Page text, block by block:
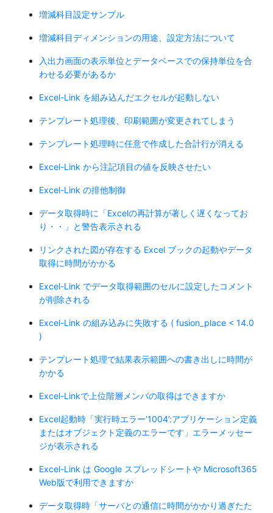
増減科目設定サンプル
増減科目ディメンションの用途、設定方法について
入出力画面の表示単位とデータベースでの保持単位を合
わせる必要があるか
Excel-Link を組み込んだエクセルが起動しない
テンプレート処理後、印刷範囲が変更されてしまう
テンプレート処理時に任意で作成した合計行が消える
Excel-Link から注記項目の値を反映させたい
Excel-Link の排他制御
データ取得時に「Excelの再計算が著しく遅くなってお
り・・」と警告表示される
リンクされた図が存在する Excel ブックの起動やデータ
取得に時間がかかる
Excel-Link でデータ取得範囲のセルに設定したコメント
が削除される
Excel-Link の組み込みに失敗する ( fusion_place < 14.0
)
テンプレート処理で結果表示範囲への書き出しに時間が
かかる
Excel-Linkで上位階層メンバの取得はできますか
Excel起動時「実行時エラー’1004’:アプリケーション定義
またはオブジェクト定義のエラーです」エラーメッセー
ジが表示される
Excel-Link は Google スプレッドシートや Microsoft365
Web版で利用できますか
データ取得時「サーバとの通信に時間がかかり過ぎたた